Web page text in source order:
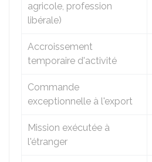
agricole, profession
libérale)
Accroissement
temporaire d'activité
Commande
exceptionnelle à l'export
Mission exécutée à
l'étranger